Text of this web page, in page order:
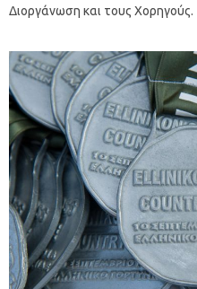
Διοργάνωση και τους Χορηγούς.